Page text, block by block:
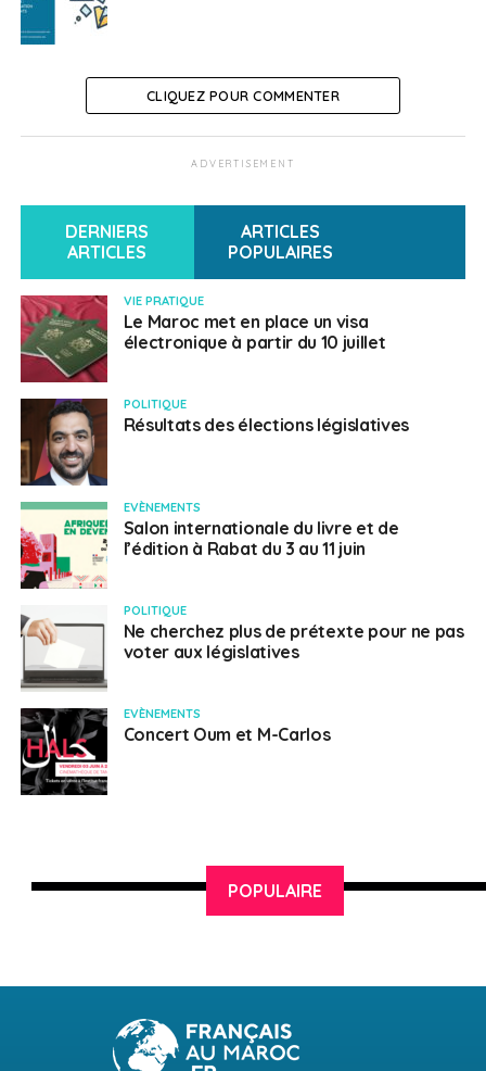
CLIQUEZ POUR COMMENTER
ADVERTISEMENT
DERNIERS
ARTICLES
ARTICLES
POPULAIRES
VIE PRATIQUE
Le Maroc met en place un visa
électronique à partir du 10 juillet
POLITIQUE
Résultats des élections législatives
EVÈNEMENTS
Salon internationale du livre et de
l’édition à Rabat du 3 au 11 juin
POLITIQUE
Ne cherchez plus de prétexte pour ne pas
voter aux législatives
EVÈNEMENTS
Concert Oum et M-Carlos
POPULAIRE